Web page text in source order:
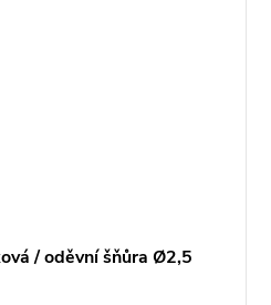
/ oděvní šňůra Ø2,5